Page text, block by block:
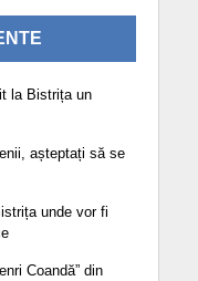
la Bistrița un
așteptați să se
unde vor fi
Coandă” din